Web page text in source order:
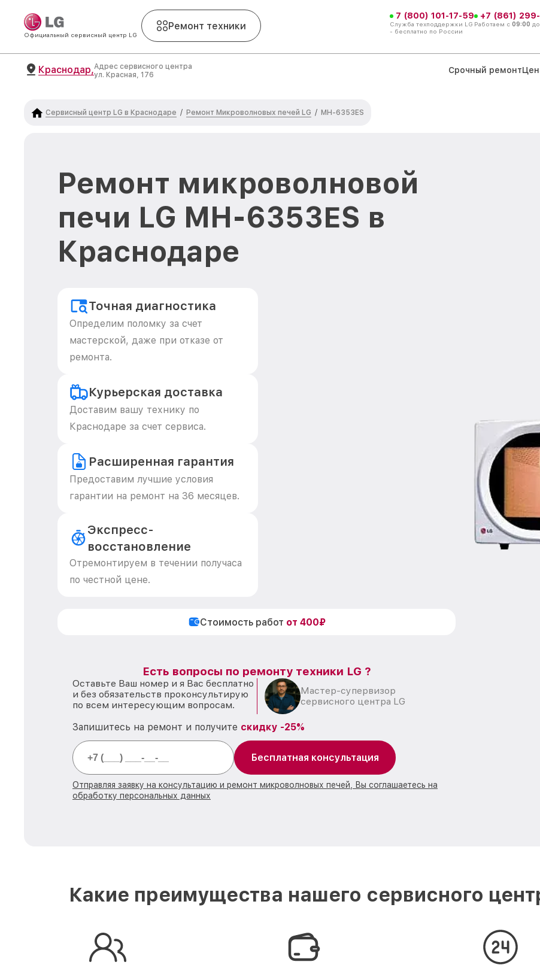
Официальный сервисный центр LG
Ремонт техники
7 (800) 101-17-59
Служба техподдержки LG
- бесплатно по России
+7 (861)
Работаем с 09:00 до
Краснодар,Адрес сервисного центра
ул. Красная, 176
Срочный ремонт
Сервисный центр LG в Краснодаре / Ремонт Микроволновых печей LG / MH-6353ES
Ремонт микроволновой
печи LG MH-6353ES в
Краснодаре
Точная диагностика
Определим поломку за счет
мастерской, даже при отказе от
ремонта.
Курьерская доставка
Доставим вашу технику по
Краснодаре за счет сервиса.
Расширенная гарантия
Предоставим лучшие условия
гарантии на ремонт на 36 месяцев.
Экспресс-
восстановление
Отремонтируем в течении получаса
по честной цене.
Стоимость работ от 400₽
Есть вопросы по ремонту техники LG ?
Оставьте Ваш номер и я Вас бесплатно
и без обязательств проконсультирую
по всем интересующим вопросам.
Мастер-супервизор
сервисного центра LG
Запишитесь на ремонт и получите скидку -25%
Бесплатная консультация
Отправляя заявку на консультацию и ремонт микроволновых печей, Вы соглашаетесь на
обработку персональных данных
Какие преимущества нашего сервисного